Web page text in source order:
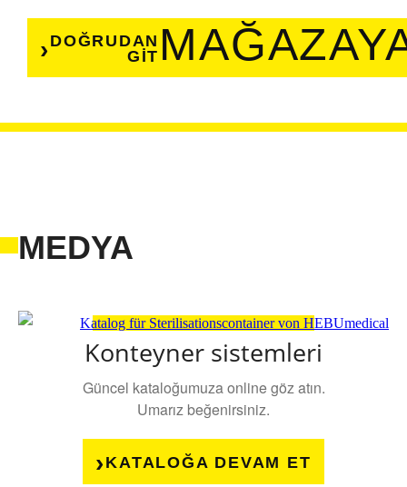
DOĞRUDAN
GIT
MEDYA
Konteyner sistemleri
Güncel kataloğumuza online göz atın.
Umarız beğenirsiniz.
KATALOĞA DEVAM ET